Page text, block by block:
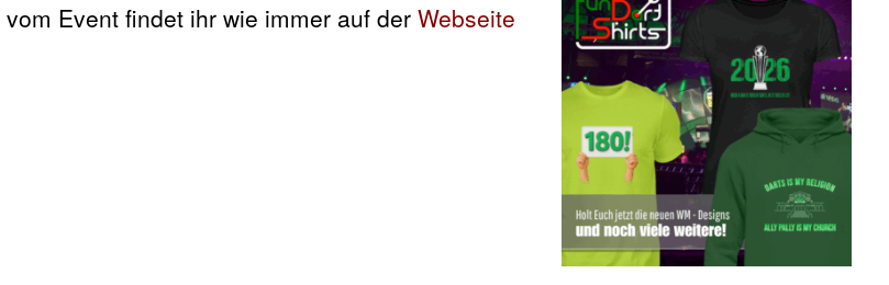
Event findet ihr wie immer auf der Webseite